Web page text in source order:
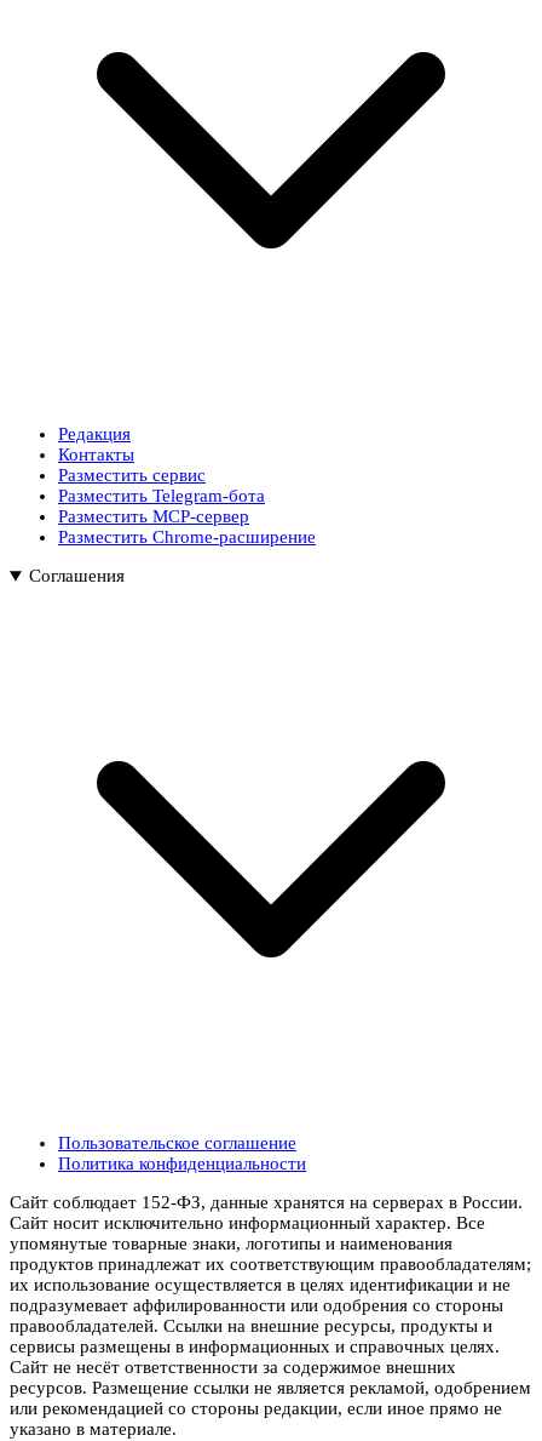
Редакция
Контакты
Разместить сервис
Разместить Telegram-бота
Разместить MCP-сервер
Разместить Chrome-расширение
Соглашения
Пользовательское соглашение
Политика конфиденциальности
Сайт соблюдает 152-ФЗ, данные хранятся на серверах в России.
Сайт носит исключительно информационный характер. Все
упомянутые товарные знаки, логотипы и наименования
продуктов принадлежат их соответствующим правообладателям;
их использование осуществляется в целях идентификации и не
подразумевает аффилированности или одобрения со стороны
правообладателей. Ссылки на внешние ресурсы, продукты и
сервисы размещены в информационных и справочных целях.
Сайт не несёт ответственности за содержимое внешних
ресурсов. Размещение ссылки не является рекламой, одобрением
или рекомендацией со стороны редакции, если иное прямо не
указано в материале.